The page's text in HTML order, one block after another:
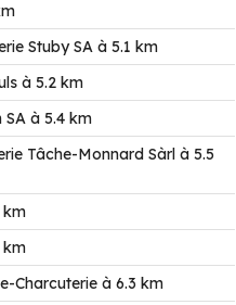
Stuby SA à 5.1 km
à 5.2 km
SA à 5.4 km
Tâche-Monnard Sàrl à 5.5
km
km
Charcuterie à 6.3 km